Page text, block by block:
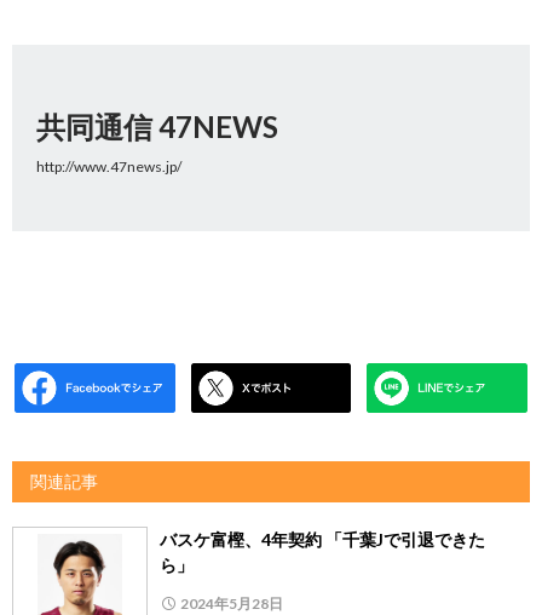
共同通信 47NEWS
http://www.47news.jp/
関連記事
バスケ富樫、4年契約 「千葉Jで引退できた
ら」
2024年5月28日